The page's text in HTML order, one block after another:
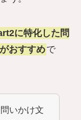
に特化した問
おすすめで
いかけ文